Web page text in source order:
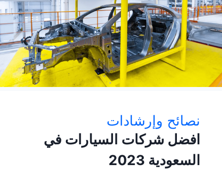
نصائح وإرشادات
افضل شركات السيارات في
السعودية 2023